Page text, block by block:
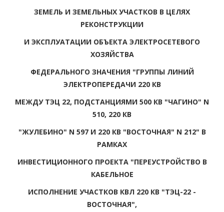
ЗЕМЕЛЬ И ЗЕМЕЛЬНЫХ УЧАСТКОВ В ЦЕЛЯХ
РЕКОНСТРУКЦИИ
И ЭКСПЛУАТАЦИИ ОБЪЕКТА ЭЛЕКТРОСЕТЕВОГО
ХОЗЯЙСТВА
ФЕДЕРАЛЬНОГО ЗНАЧЕНИЯ "ГРУППЫ ЛИНИЙ
ЭЛЕКТРОПЕРЕДАЧИ 220 КВ
МЕЖДУ ТЭЦ 22, ПОДСТАНЦИЯМИ 500 КВ "ЧАГИНО" N
510, 220 КВ
"ЖУЛЕБИНО" N 597 И 220 КВ "ВОСТОЧНАЯ" N 212" В
РАМКАХ
ИНВЕСТИЦИОННОГО ПРОЕКТА "ПЕРЕУСТРОЙСТВО В
КАБЕЛЬНОЕ
ИСПОЛНЕНИЕ УЧАСТКОВ КВЛ 220 КВ "ТЭЦ-22 -
ВОСТОЧНАЯ",